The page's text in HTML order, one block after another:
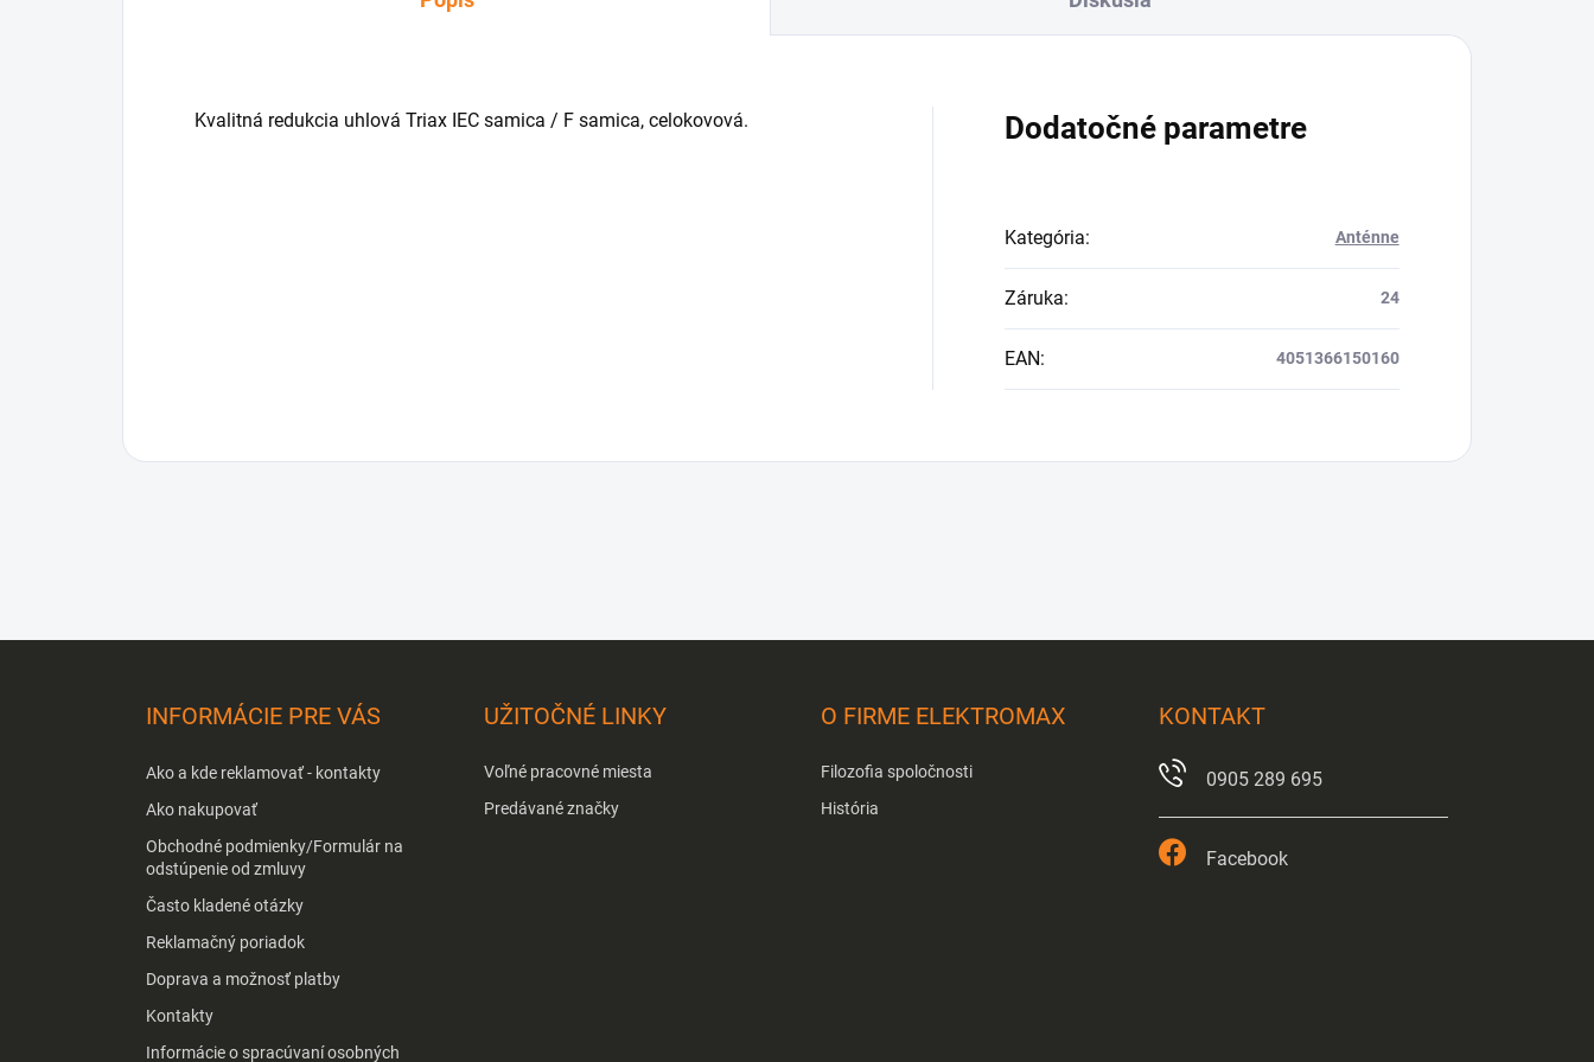
Kvalitná redukcia uhlová Triax IEC samica / F samica, celokovová. Dodatočné parametre
Kategória: Anténne
Záruka: 24
EAN: 4051366150160
INFORMÁCIE PRE VÁS
Ako a kde reklamovať - kontakty
Ako nakupovať
Obchodné podmienky/Formulár na
odstúpenie od zmluvy
Často kladené otázky
Reklamačný poriadok
Doprava a možnosť platby
Kontakty
Informácie o spracúvaní osobných
UŽITOČNÉ LINKY
Voľné pracovné miesta
Predávané značky
O FIRME ELEKTROMAX
Filozofia spoločnosti
História
KONTAKT
0905 289 695
Facebook